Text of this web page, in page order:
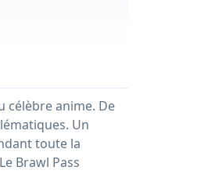
célèbre anime. De
Un
toute la
Brawl Pass